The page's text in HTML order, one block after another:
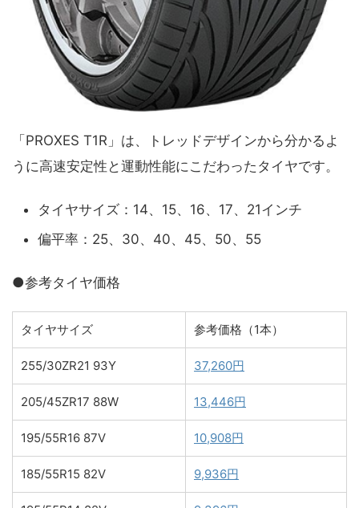
「PROXES T1R」は、トレッドデザインから分かるよ
うに高速安定性と運動性能にこだわったタイヤです。
タイヤサイズ：14、15、16、17、21インチ
偏平率：25、30、40、45、50、55
●参考タイヤ価格
タイヤサイズ 参考価格（1本）
255/30ZR21 93Y 37,260円
205/45ZR17 88W 13,446円
195/55R16 87V 10,908円
185/55R15 82V 9,936円